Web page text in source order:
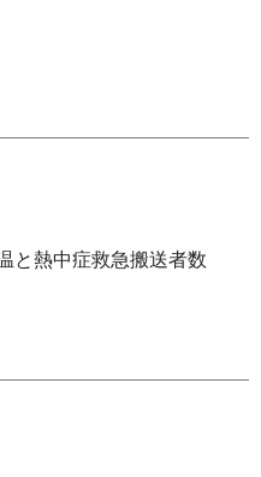
と熱中症救急搬送者数